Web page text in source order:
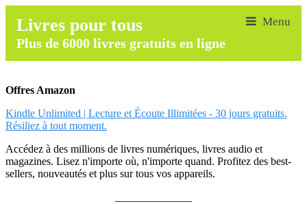
Livres pour tous
Plus de 6000 livres gratuits en ligne
Offres Amazon
Kindle Unlimited | Lecture et Écoute Illimitées - 30 jours gratuits.
Résiliez à tout moment.
Accédez à des millions de livres numériques, livres audio et
magazines. Lisez n'importe où, n'importe quand. Profitez des best-
sellers, nouveautés et plus sur tous vos appareils.